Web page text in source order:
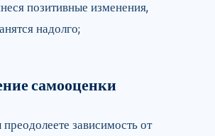
позитивные изменения,
надолго;
самооценки
зависимость от